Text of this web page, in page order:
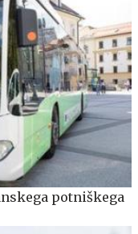
potniškega